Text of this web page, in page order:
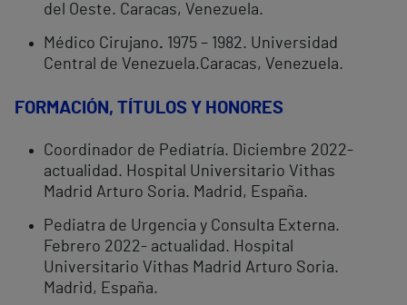
del Oeste. Caracas, Venezuela.
Médico Cirujano.
1975 – 1982. Universidad
Central de Venezuela.Caracas, Venezuela.
FORMACIÓN, TÍTULOS Y HONORES
Coordinador de Pediatría. Diciembre 2022-
actualidad. Hospital Universitario Vithas
Madrid Arturo Soria. Madrid, España.
Pediatra de Urgencia y Consulta Externa.
Febrero 2022- actualidad. Hospital
Universitario Vithas Madrid Arturo Soria.
Madrid, España.